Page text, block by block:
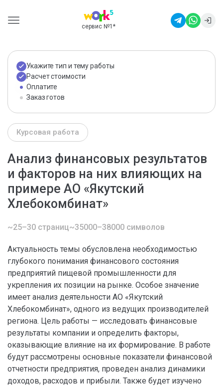
сервис №1 *
Укажите тип и тему работы
Расчет стоимости
Оплатите
Заказ готов
Курсовая работа
Анализ финансовых результатов
и факторов на них влияющих на
примере АО «Якутский
Хлебокомбинат»
~25–30 страниц~35000–38000 символов
Актуальность темы обусловлена необходимостью
глубокого понимания финансового состояния
предприятий пищевой промышленности для
укрепления их позиции на рынке. Особое значение
имеет анализ деятельности АО «Якутский
Хлебокомбинат», одного из ведущих производителей
региона. Цель работы — исследовать финансовые
результаты компании и определить факторы,
оказывающие влияние на их формирование. В работе
будут рассмотрены основные показатели финансовой
отчетности предприятия, проведен анализ динамики
доходов, расходов и прибыли. Также будет изучено